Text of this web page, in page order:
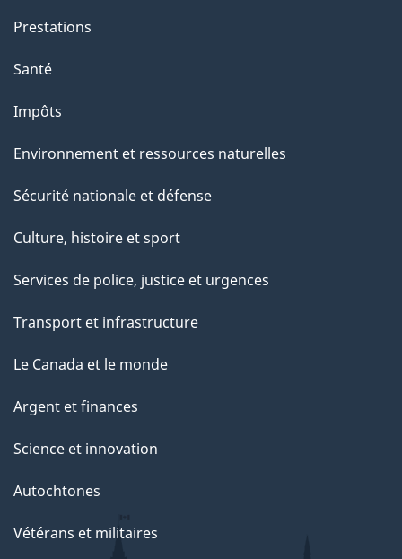
"
Prestations
Santé
Impôts
Environnement et ressources naturelles
Sécurité nationale et défense
Culture, histoire et sport
Services de police, justice et urgences
Transport et infrastructure
Le Canada et le monde
Argent et finances
Science et innovation
Autochtones
Vétérans et militaires